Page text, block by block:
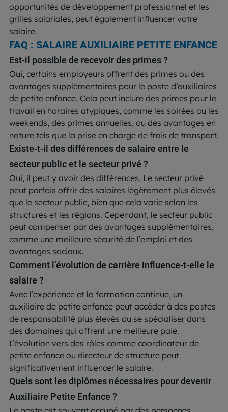
opportunités de développement professionnel et les
grilles salariales, peut également influencer votre
salaire.
FAQ : SALAIRE AUXILIAIRE PETITE ENFANCE
Est-il possible de recevoir des primes ?
Oui, certains employeurs offrent des primes ou des
avantages supplémentaires pour le poste d’auxiliaires
de petite enfance. Cela peut inclure des primes pour le
travail en horaires atypiques, comme les soirées ou les
weekends, des primes annuelles, ou des avantages en
nature tels que la prise en charge de frais de transport.
Existe-t-il des différences de salaire entre le
secteur public et le secteur privé ?
Oui, il peut y avoir des différences. Le secteur privé
peut parfois offrir des salaires légèrement plus élevés
que le secteur public, bien que cela varie selon les
structures et les régions. Cependant, le secteur public
peut compenser par des avantages supplémentaires,
comme une meilleure sécurité de l’emploi et des
avantages sociaux.
Comment l’évolution de carrière influence-t-elle le
salaire ?
Avec l’expérience et la formation continue, un
auxiliaire de petite enfance peut accéder à des postes
de responsabilité plus élevés ou se spécialiser dans
des domaines qui offrent une meilleure paie.
L’évolution vers des rôles comme coordinateur de
petite enfance ou directeur de structure peut
significativement influencer le salaire.
Quels sont les diplômes nécessaires pour devenir
Auxiliaire Petite Enfance ?